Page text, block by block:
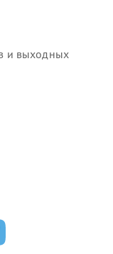
и выходных